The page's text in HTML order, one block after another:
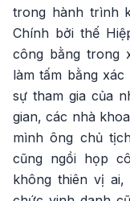
trong hành trình
Chính bởi thế
công bằng trong
làm tấm bằng
sự tham gia của
gian, các nhà
mình ông chủ
cũng ngồi họp
không thiên vị